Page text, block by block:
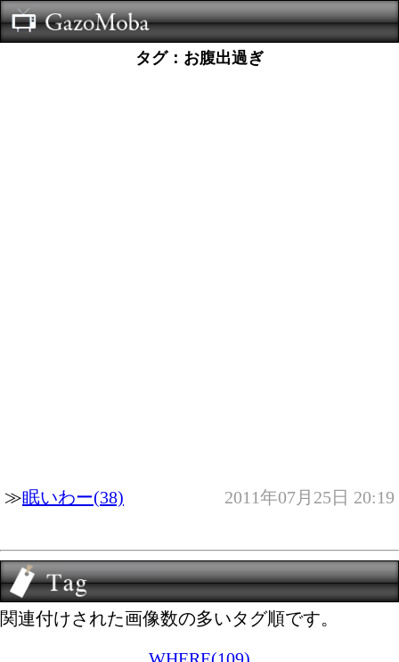
タグ：お腹出過ぎ
≫眠いわー(38) 2011年07月25日 20:19
関連付けされた画像数の多いタグ順です。